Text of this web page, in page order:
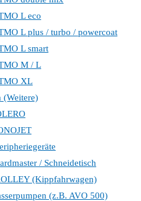
L eco
L plus / turbo / powercoat
L smart
M / L
XL
(Weitere)
/ Schneidetisch
(Kippfahrwagen)
(z.B. AVO 500)